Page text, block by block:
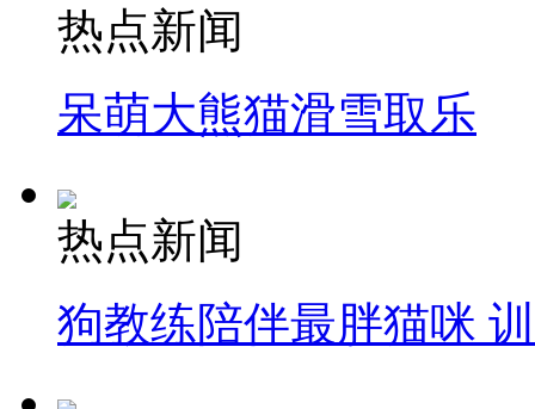
热点新闻
呆萌大熊猫滑雪取乐
热点新闻
狗教练陪伴最胖猫咪